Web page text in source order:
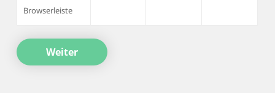
Browserleiste
Weiter